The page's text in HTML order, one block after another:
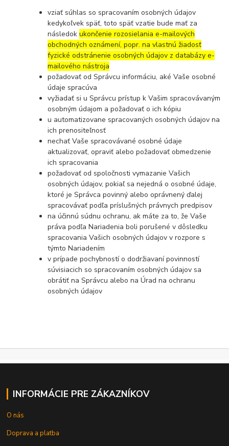
vziať súhlas so spracovaním osobných údajov
kedykoľvek späť, toto späť vzatie bude mať za
následokukončenie rozosielania e-mailových
obchodných oznámení, popr. na vlastnú žiadosť
fyzické odstránenie osobných údajov z databázy e-
mailového nástroja
požadovať od Správcu informáciu, aké Vaše osobné
údaje spracúva
vyžiadať si u Správcu prístup k Vašim spracovávaným
osobným údajom a požadovať o ich kópiu
u automatizovane spracovaných osobných údajov na
ich prenositeľnosť
nechať Vaše spracovávané osobné údaje
aktualizovať, opraviť alebo požadovať obmedzenie
ich spracovania
požadovať od spoločnosti vymazanie Vašich
osobných údajov, pokiaľ sa nejedná o osobné údaje,
ktoré je Správca povinný alebo oprávnený ďalej
spracovávať podľa príslušných právnych predpisov
na účinnú súdnu ochranu, ak máte za to, že Vaše
práva podľa Nariadenia boli porušené v dôsledku
spracovania Vašich osobných údajov v rozpore s
týmto Nariadením
v prípade pochybností o dodržiavaní povinností
súvisiacich so spracovaním osobných údajov sa
obrátiť na Správcu alebo na Úrad na ochranu
osobných údajov
INFORMÁCIE PRE ZÁKAZNÍKOV
O nás
Doprava a platba